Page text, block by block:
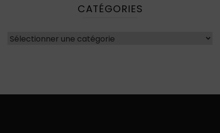
CATÉGORIES
Catégories